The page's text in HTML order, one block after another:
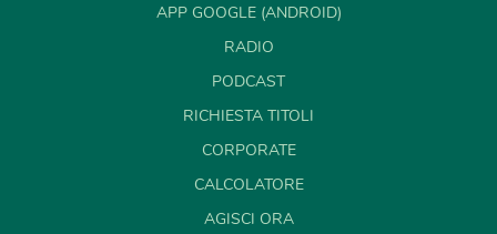
APP GOOGLE (ANDROID)
RADIO
PODCAST
RICHIESTA TITOLI
CORPORATE
CALCOLATORE
AGISCI ORA